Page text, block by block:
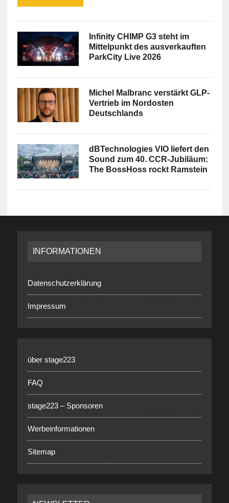
Infinity CHIMP G3 steht im
Mittelpunkt des ausverkauften
ParkCity Live 2026
Michel Malbranc verstärkt GLP-
Vertrieb im Nordosten
Deutschlands
dBTechnologies VIO liefert den
Sound zum 40. CCR-Jubiläum:
The BossHoss rockt Ramstein
INFORMATIONEN
Datenschutzerklärung
Impressum
über stage223
FAQ
stage223 – Sponsoren
Werbeinformationen
Sitemap